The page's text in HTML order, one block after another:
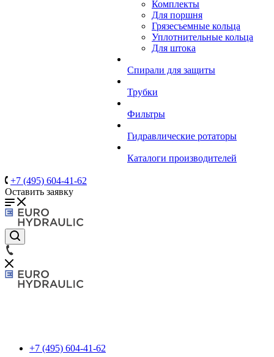
Комплекты
Для поршня
Грязесъемные кольца
Уплотнительные кольца
Для штока
Спирали для защиты
Трубки
Фильтры
Гидравлические ротаторы
Каталоги производителей
+7 (495) 604-41-62
Оставить заявку
+7 (495) 604-41-62